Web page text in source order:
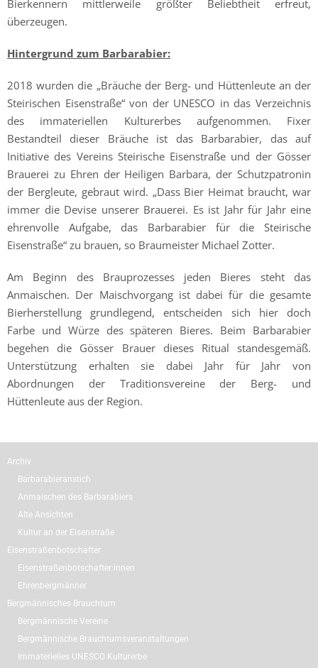
Bierkennern mittlerweile größter Beliebtheit erfreut,
überzeugen.
Hintergrund zum Barbarabier:
2018 wurden die „Bräuche der Berg- und Hüttenleute an der
Steirischen Eisenstraße“ von der UNESCO in das Verzeichnis
des immateriellen Kulturerbes aufgenommen. Fixer
Bestandteil dieser Bräuche ist das Barbarabier, das auf
Initiative des Vereins Steirische Eisenstraße und der Gösser
Brauerei zu Ehren der Heiligen Barbara, der Schutzpatronin
der Bergleute, gebraut wird. „Dass Bier Heimat braucht, war
immer die Devise unserer Brauerei. Es ist Jahr für Jahr eine
ehrenvolle Aufgabe, das Barbarabier für die Steirische
Eisenstraße“ zu brauen, so Braumeister Michael Zotter.
Am Beginn des Brauprozesses jeden Bieres steht das
Anmaischen. Der Maischvorgang ist dabei für die gesamte
Bierherstellung grundlegend, entscheiden sich hier doch
Farbe und Würze des späteren Bieres. Beim Barbarabier
begehen die Gösser Brauer dieses Ritual standesgemäß.
Unterstützung erhalten sie dabei Jahr für Jahr von
Abordnungen der Traditionsvereine der Berg- und
Hüttenleute aus der Region.
Archiv
Barbarabieranstich
Anmaischen des Barbarabiers
Alte Ansichten
Kultur an der Eisenstraße
Eisenstraßenbotschafter
Eisenstraßenbotschafter:innen
Ehrenbergmänner
Bergmännisches Brauchtum
Bergmännische Vereine
Bergmännische Brauchtumsveranstaltungen
Immaterielles UNESCO Kulturerbe